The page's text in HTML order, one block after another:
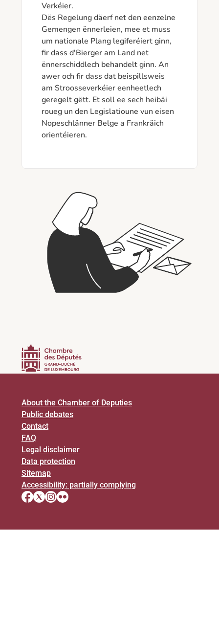
Verkéier.
Dës Regelung däerf net den eenzelne
Gemengen ënnerleien, mee et muss
um nationale Plang legiferéiert ginn,
fir dass d'Bierger am Land net
ënnerschiddlech behandelt ginn. An
awer och fir dass dat beispillsweis
am Stroosseverkéier eenheetlech
geregelt gëtt. Et soll ee sech heibäi
roueg un den Legislatioune vun eisen
Nopeschlänner Belge a Frankräich
About the Chamber of Deputies
Public debates
Contact
FAQ
Legal disclaimer
Data protection
Sitemap
Accessibility: partially complying